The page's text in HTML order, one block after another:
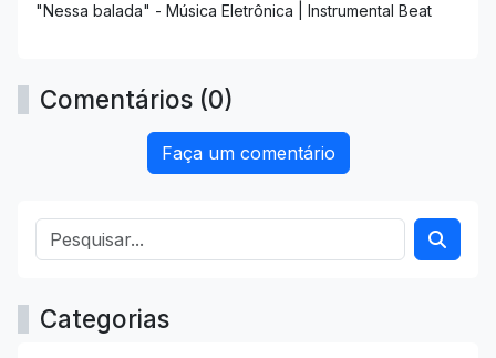
"Nessa balada" - Música Eletrônica | Instrumental Beat
Comentários (0)
Faça um comentário
Categorias